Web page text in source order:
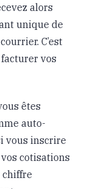
alors
unique de
C’est
vos
êtes
auto-
vous inscrire
cotisations
chiffre